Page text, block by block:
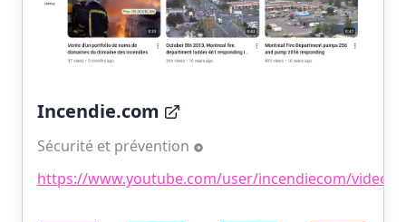
Incendie.com
Sécurité et prévention
https://www.youtube.com/user/incendiecom/videos